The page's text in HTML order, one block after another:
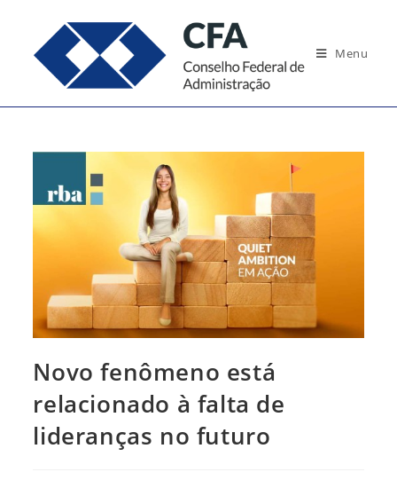
conteúdo
Menu
Novo fenômeno está
relacionado à falta de
lideranças no futuro